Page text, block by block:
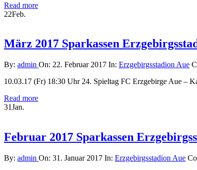
Read more
22Feb.
März 2017 Sparkassen
By: admin On: 22. Februar 2017 In: Erzgebirgsstadion Aue
10.03.17 (Fr) 18:30 Uhr 24. Spieltag FC Erzgebirge Aue –
Read more
31Jan.
Februar 2017 Sparkassen
By: admin On: 31. Januar 2017 In: Erzgebirgsstadion Aue